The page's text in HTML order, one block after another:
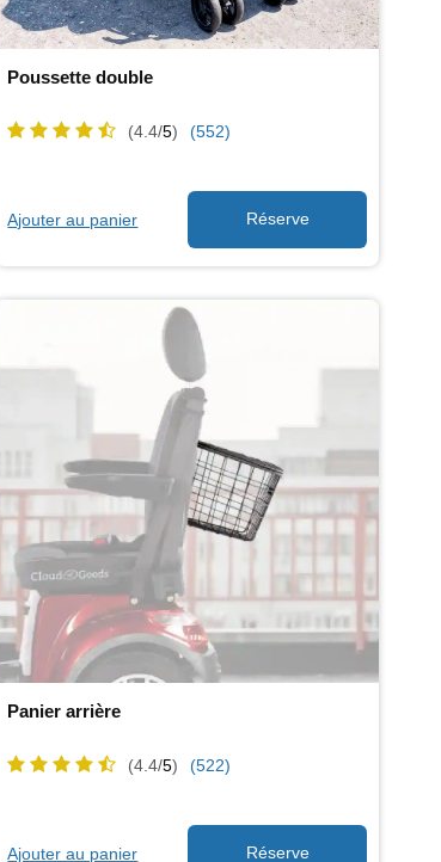
Poussette double
(4.4/5) (552)
Ajouter au panier
Panier arrière
(4.4/5) (522)
Ajouter au panier